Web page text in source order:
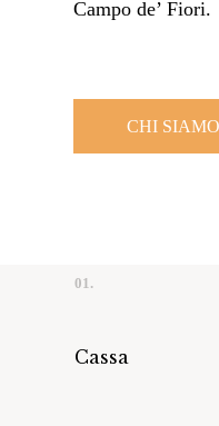
Campo de’ Fiori.
CHI SIAMO
01.
Cassa